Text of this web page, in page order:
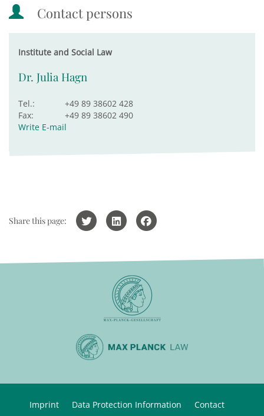
Contact persons
Institute and Social Law
Dr. Julia Hagn
Tel.:
+49 89 38602 428
Fax:
+49 89 38602 490
Write E-mail
Share this page:
Imprint Data Protection Information Contact